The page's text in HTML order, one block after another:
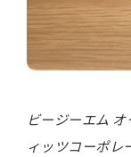
ビージーエム
ィッツコーポレ